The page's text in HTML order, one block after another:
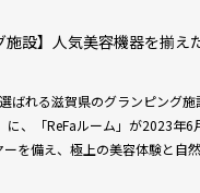
施設】人気美容機器を揃え
ばれる滋賀県のグランピング施
に、「ReFaルーム」が2023年6
を備え、極上の美容体験と自